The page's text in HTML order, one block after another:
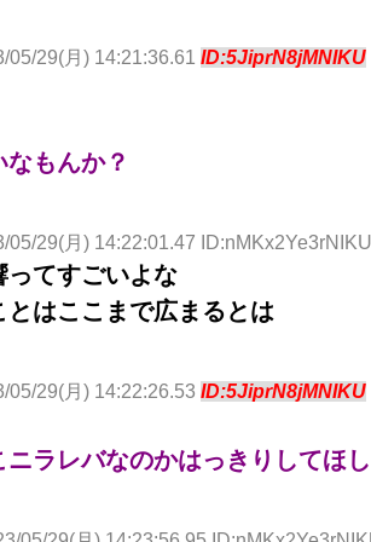
05/29(月) 14:21:36.61 ID:5JiprN8jMNIKU
もんか？
05/29(月) 14:22:01.47 ID:nMKx2Ye3rNIKU
ってすごいよな
とはここまで広まるとは
05/29(月) 14:22:26.53 ID:5JiprN8jMNIKU
ニラレバなのかはっきりしてほ